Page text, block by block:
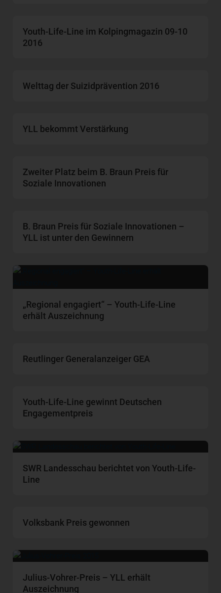
Youth-Life-Line im Kolpingmagazin 09-10
2016
Welttag der Suizidprävention 2016
YLL bekommt Verstärkung
Zweiter Platz beim B. Braun Preis für
Soziale Innovationen
B. Braun Preis für Soziale Innovationen –
YLL ist unter den Gewinnern
„Regional engagiert“ – Youth-Life-Line
erhält Auszeichnung
Reutlinger Generalanzeiger GEA
Youth-Life-Line gewinnt Deutschen
Engagementpreis
SWR Landesschau berichtet von Youth-Life-
Line
Volksbank Preis gewonnen
Julius-Vohrer-Preis – YLL erhält
Auszeichnung